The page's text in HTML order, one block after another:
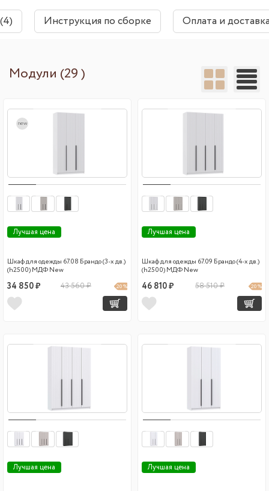
Инструкция по сборке Оплата и
Модули (29 )
new
Лучшая цена
Шкаф для одежды 67.08 Брандо (3-х дв.)
(h2500) МДФ New
34 850 ₽ 43 560 ₽ 20 %
Лучшая цена
Шкаф для одежды 67.09 Брандо (4-х дв.)
(h2500) МДФ New
46 810 ₽ 58 510 ₽ 20 %
Лучшая цена Лучшая цена